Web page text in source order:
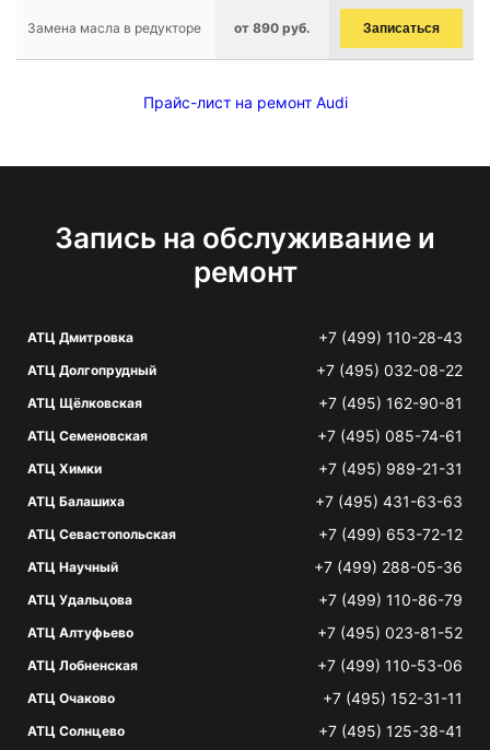
Замена масла в редукторе от 890 руб. Записаться
Прайс-лист на ремонт Audi
Запись на обслуживание и
ремонт
АТЦ Дмитровка +7 (499) 110-28-43
АТЦ Долгопрудный +7 (495) 032-08-22
АТЦ Щёлковская +7 (495) 162-90-81
АТЦ Семеновская +7 (495) 085-74-61
АТЦ Химки +7 (495) 989-21-31
АТЦ Балашиха +7 (495) 431-63-63
АТЦ Севастопольская +7 (499) 653-72-12
АТЦ Научный +7 (499) 288-05-36
АТЦ Удальцова +7 (499) 110-86-79
АТЦ Алтуфьево +7 (495) 023-81-52
АТЦ Лобненская +7 (499) 110-53-06
АТЦ Очаково +7 (495) 152-31-11
АТЦ Солнцево +7 (495) 125-38-41